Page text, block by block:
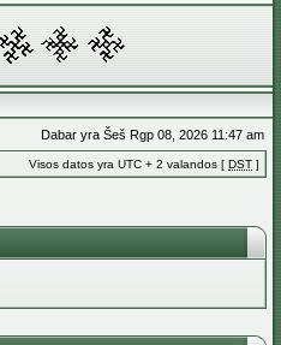
Dabar yra Šeš Rgp 08, 2026 11:47 am
Visos datos yra UTC + 2 valandos [ DST ]